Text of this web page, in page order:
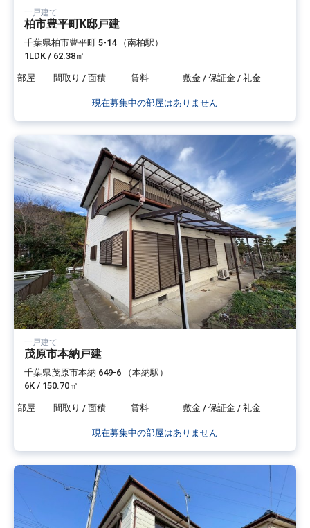
一戸建て
柏市豊平町K邸戸建
千葉県柏市豊平町 5-14 （南柏駅）
1LDK / 62.38㎡
部屋 間取り / 面積 賃料 敷金 / 保証金 / 礼金
現在募集中の部屋はありません
一戸建て
茂原市本納戸建
千葉県茂原市本納 649-6 （本納駅）
6K / 150.70㎡
部屋 間取り / 面積 賃料 敷金 / 保証金 / 礼金
現在募集中の部屋はありません